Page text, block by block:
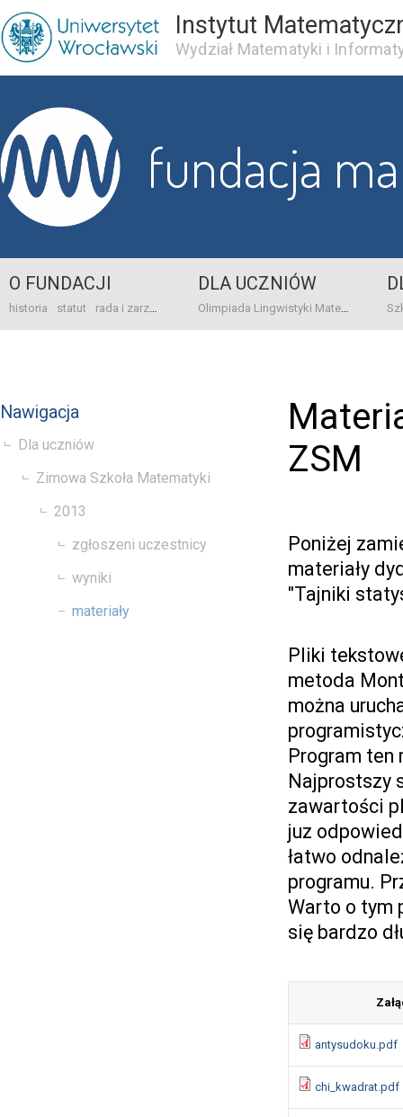
Instytut
Wydział Matematyki i
fundacja
O FUNDACJI
historia statut rada i zarząd dane bankowo-adresowe kontakt
DLA UCZNIÓW
Olimpiada Lingwistyki Matematycznej
Nawigacja
Dla uczniów
Zimowa Szkoła Matematyki
2013
zgłoszeni uczestnicy
wyniki
materiały
ZSM
Poniżej
materiały
"Tajniki
Pliki
metoda
można
Program
Najprostszy
zawartości
juz
łatwo
programu.
Warto o tym
się bardzo
antysudoku.pdf
chi_kwadrat.pdf